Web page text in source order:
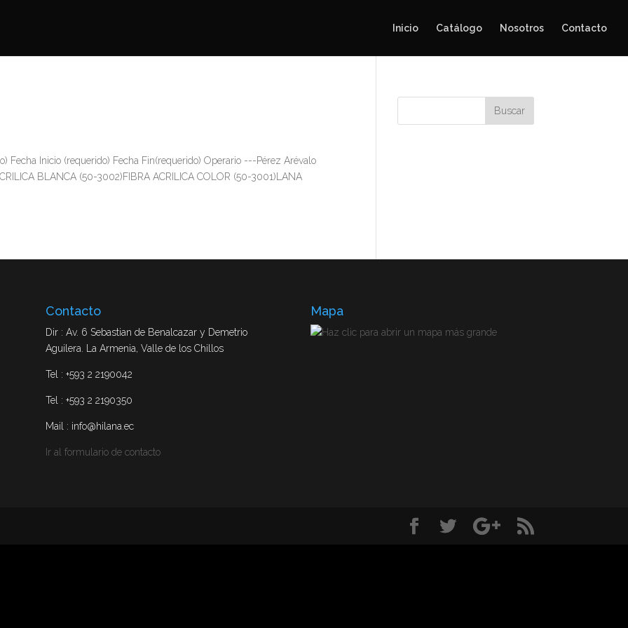
Inicio Catálogo Nosotros Contacto
Fecha Inicio (requerido) Fecha Fin(requerido) Operario ---Pérez Arévalo
BLANCA (50-3002)FIBRA ACRILICA COLOR (50-3001)LANA
Contacto
Dir : Av. 6 Sebastian de Benalcazar y Demetrio
Aguilera. La Armenia, Valle de los Chillos
Tel : +593 2 2190042
Tel : +593 2 2190350
Mail : info@hilana.ec
Ir al formulario de contacto
Mapa